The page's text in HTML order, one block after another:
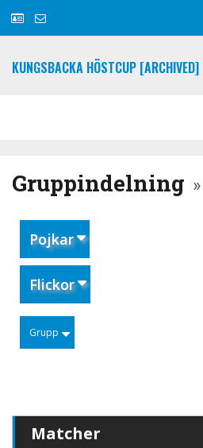
KUNGSBACKA HÖSTCUP [ARCHIVED]
Gruppindelning
Pojkar
Flickor
Grupp
Matcher